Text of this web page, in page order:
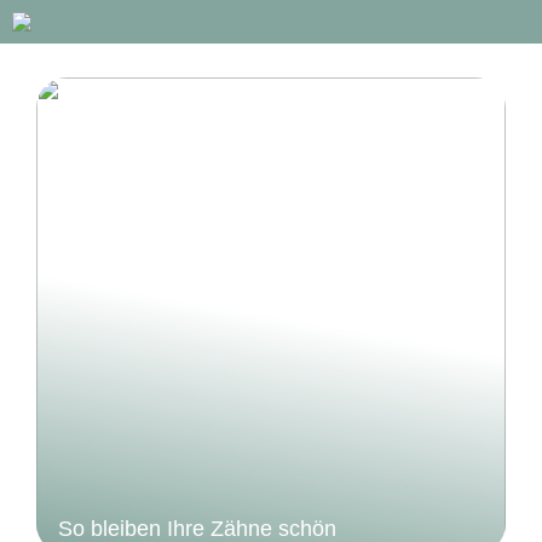
So bleiben Ihre Zähne schön